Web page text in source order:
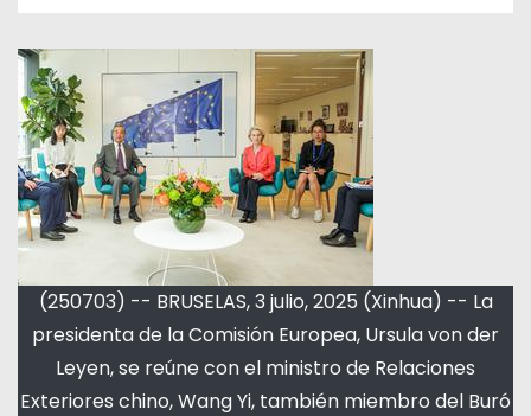
(250703) -- BRUSELAS, 3 julio, 2025 (Xinhua) -- La
presidenta de la Comisión Europea, Ursula von der
Leyen, se reúne con el ministro de Relaciones
Exteriores chino, Wang Yi, también miembro del Buró